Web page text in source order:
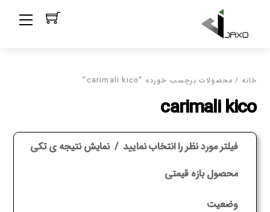
content
خانه / محصولات برچسب خورده “carimali kico”
carimali kico
فیلتر مورد نظر را انتخاب نمایید نمایش نتیجه ی تکی
محصول بازه قیمتی
وضعیت